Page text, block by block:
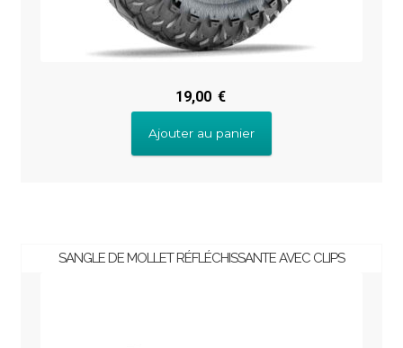
19,00 €
Ajouter au panier
SANGLE DE MOLLET RÉFLÉCHISSANTE AVEC CLIPS